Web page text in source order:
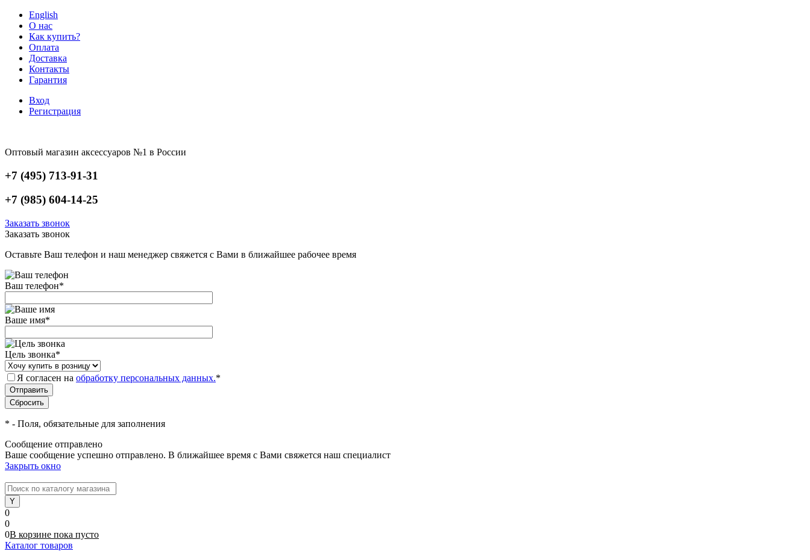
English
О нас
Как купить?
Оплата
Доставка
Контакты
Гарантия
Вход
Регистрация
Оптовый магазин аксессуаров №1 в России
+7 (495) 713-91-31
+7 (985) 604-14-25
Заказать звонок
Заказать звонок
Оставьте Ваш телефон и наш менеджер свяжется с Вами в ближайшее рабочее время
Ваш телефон*
Ваше имя*
Цель звонка*
Я согласен на обработку персональных данных.*
* - Поля, обязательные для заполнения
Сообщение отправлено
Ваше сообщение успешно отправлено. В ближайшее время с Вами свяжется наш специалист
Закрыть окно
0
0
0В корзине пока пусто
Каталог товаров